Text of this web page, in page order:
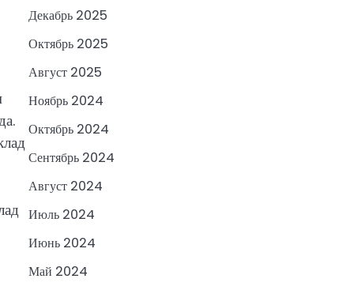
Декабрь 2025
Октябрь 2025
Август 2025
Ноябрь 2024
Октябрь 2024
Сентябрь 2024
Август 2024
Июль 2024
Июнь 2024
Май 2024